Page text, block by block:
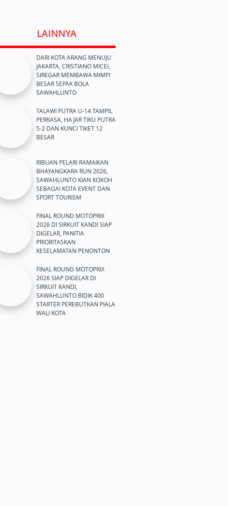
LAINNYA
DARI KOTA ARANG MENUJU
JAKARTA, CRISTIANO MICEL
SIREGAR MEMBAWA MIMPI
BESAR SEPAK BOLA
SAWAHLUNTO
TALAWI PUTRA U-14 TAMPIL
PERKASA, HAJAR TIKU PUTRA
5-2 DAN KUNCI TIKET 12
BESAR
RIBUAN PELARI RAMAIKAN
BHAYANGKARA RUN 2026,
SAWAHLUNTO KIAN KOKOH
SEBAGAI KOTA EVENT DAN
SPORT TOURISM
FINAL ROUND MOTOPRIX
2026 DI SIRKUIT KANDI SIAP
DIGELAR, PANITIA
PRIORITASKAN
KESELAMATAN PENONTON
FINAL ROUND MOTOPRIX
2026 SIAP DIGELAR DI
SIRKUIT KANDI,
SAWAHLUNTO BIDIK 400
STARTER PEREBUTKAN PIALA
WALI KOTA